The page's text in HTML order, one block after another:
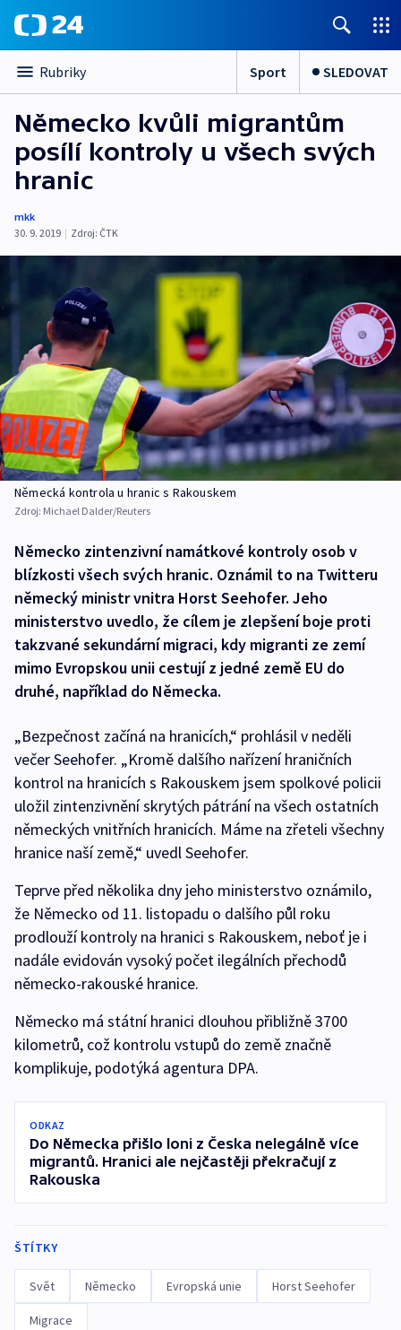
Rubriky Sport SLEDOVAT
Německo kvůli migrantům
posílí kontroly u všech svých
hranic
mkk
30. 9. 2019 | Zdroj: ČTK
Německá kontrola u hranic s Rakouskem
Zdroj: Michael Dalder/Reuters
Německo zintenzivní namátkové kontroly osob v
blízkosti všech svých hranic. Oznámil to na Twitteru
německý ministr vnitra Horst Seehofer. Jeho
ministerstvo uvedlo, že cílem je zlepšení boje proti
takzvané sekundární migraci, kdy migranti ze zemí
mimo Evropskou unii cestují z jedné země EU do
druhé, například do Německa.
„Bezpečnost začíná na hranicích,“ prohlásil v neděli
večer Seehofer. „Kromě dalšího nařízení hraničních
kontrol na hranicích s Rakouskem jsem spolkové policii
uložil zintenzivnění skrytých pátrání na všech ostatních
německých vnitřních hranicích. Máme na zřeteli všechny
hranice naší země,“ uvedl Seehofer.
Teprve před několika dny jeho ministerstvo oznámilo,
že Německo od 11. listopadu o dalšího půl roku
prodlouží kontroly na hranici s Rakouskem, neboť je i
nadále evidován vysoký počet ilegálních přechodů
německo-rakouské hranice.
Německo má státní hranici dlouhou přibližně 3700
kilometrů, což kontrolu vstupů do země značně
komplikuje, podotýká agentura DPA.
ODKAZ
Do Německa přišlo loni z Česka nelegálně více
migrantů. Hranici ale nejčastěji překračují z
Rakouska
ŠTÍTKY
Svět Německo Evropská unie Horst Seehofer
Migrace